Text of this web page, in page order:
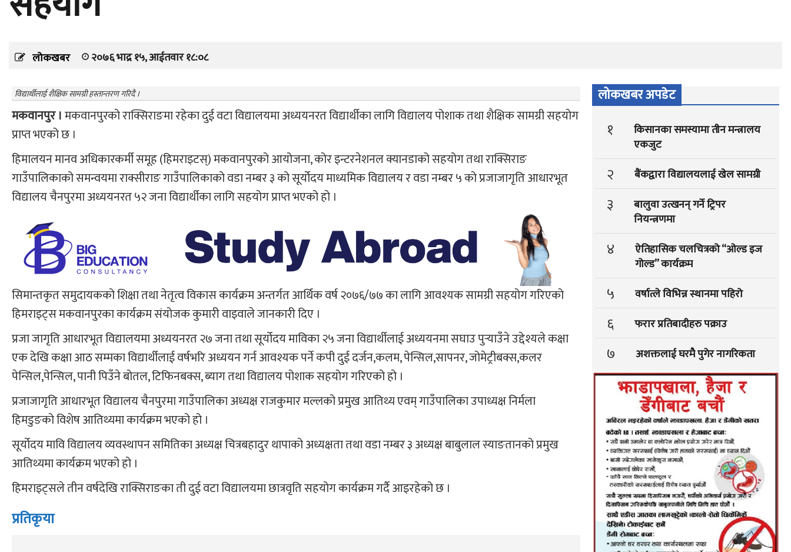
लोकखबर २०७६ भाद्र १५, आईतवार १८:०८
विद्यार्थीलाई शैक्षिक सामग्री हस्तान्तरण गरिदै ।
मकवानपुर ।मकवानपुरको राक्सिराङमा रहेका दुई वटा विद्यालयमा अध्ययनरत विद्यार्थीका लागि विद्यालय पोशाक तथा शैक्षिक सामग्री सहयोग
प्राप्त भएको छ ।
हिमालयन मानव अधिकारकर्मी समूह (हिमराइटस्) मकवानपुरको आयोजना, कोर इन्टरनेशनल क्यानडाको सहयोग तथा राक्सिराङ
गाउँपालिकाको समन्वयमा राक्सीराङ गाउँपालिकाको वडा नम्बर ३ को सूर्योदय माध्यमिक विद्यालय र वडा नम्बर ५ को प्रजाजागृति आधारभूत
विद्यालय चैनपुरमा अध्ययनरत ५२ जना विद्यार्थीका लागि सहयोग प्राप्त भएको हो ।
सिमान्तकृत समुदायकको शिक्षा तथा नेतृत्व विकास कार्यक्रम अन्तर्गत आर्थिक वर्ष २०७६/७७ का लागि आवश्यक सामग्री सहयोग गरिएको
हिमराइट्स मकवानपुरका कार्यक्रम संयोजक कुमारी वाइवाले जानकारी दिए ।
प्रजा जागृति आधारभूत विद्यालयमा अध्ययनरत २७ जना तथा सूर्योदय माविका २५ जना विद्यार्थीलाई अध्ययनमा सघाउ पुर्‍याउँने उद्देश्यले कक्षा
एक देखि कक्षा आठ सम्मका विद्यार्थीलाई वर्षभरि अध्ययन गर्न आवश्यक पर्ने कपी दुई दर्जन,कलम, पेन्सिल,सापनर, जोमेट्रीबक्स,कलर
पेन्सिल,पेन्सिल, पानी पिउँने बोतल, टिफिनबक्स, ब्याग तथा विद्यालय पोशाक सहयोग गरिएको हो ।
प्रजाजागृति आधारभूत विद्यालय चैनपुरमा गाउँपालिका अध्यक्ष राजकुमार मल्लको प्रमुख आतिथ्य एवम् गाउँपालिका उपाध्यक्ष निर्मला
हिमडुङको विशेष आतिथ्यमा कार्यक्रम भएको हो ।
सूर्योदय मावि विद्यालय व्यवस्थापन समितिका अध्यक्ष चित्रबहादुर थापाको अध्यक्षता तथा वडा नम्बर ३ अध्यक्ष बाबुलाल स्याङतानको प्रमुख
आतिथ्यमा कार्यक्रम भएको हो ।
हिमराइट्सले तीन वर्षदेखि राक्सिराङका ती दुई वटा विद्यालयमा छात्रवृति सहयोग कार्यक्रम गर्दै आइरहेको छ ।
प्रतिकृया
लोकखबर अपडेट
१
किसानका समस्यामा तीन मन्त्रालय
एकजुट
२ बैंकद्वारा विद्यालयलाई खेल सामग्री
३
बालुवा उत्खनन् गर्ने ट्रिपर
नियन्त्रणमा
४
ऐतिहासिक चलचित्रको “ओल्ड इज
गोल्ड” कार्यक्रम
५ वर्षात्ले विभिन्न स्थानमा पहिरो
६ फरार प्रतिबादीहरु पक्राउ
७ अशक्तलाई घरमै पुगेर नागरिकता